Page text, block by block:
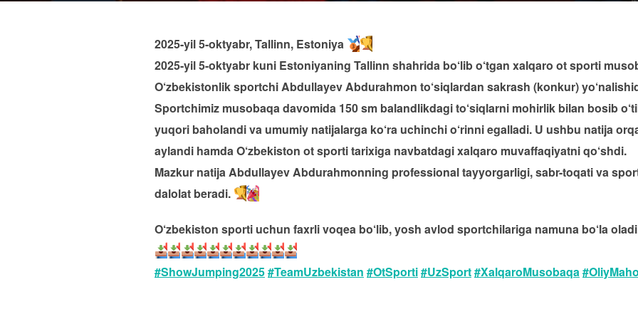
2025-yil 5-oktyabr, Tallinn, Estoniya
2025-yil 5-oktyabr kuni Estoniyaning Tallinn shahrida bo‘lib o‘tgan xalqaro ot sporti
O‘zbekistonlik sportchi Abdullayev Abdurahmon to‘siqlardan sakrash (konkur)
Sportchimiz musobaqa davomida 150 sm balandlikdagi to‘siqlarni mohirlik bilan bosib
yuqori baholandi va umumiy natijalarga ko‘ra uchinchi o‘rinni egalladi. U ushbu natija
aylandi hamda O‘zbekiston ot sporti tarixiga navbatdagi xalqaro muvaffaqiyatni qo‘shdi.
Mazkur natija Abdullayev Abdurahmonning professional tayyorgarligi, sabr-toqati va
dalolat beradi.
O‘zbekiston sporti uchun faxrli voqea bo‘lib, yosh avlod sportchilariga namuna bo‘la
#ShowJumping2025#TeamUzbekistan #OtSporti#UzSport#XalqaroMusobaqa